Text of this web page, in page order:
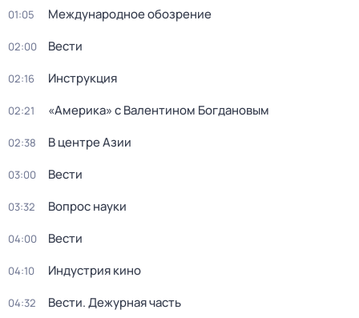
01:05 Международное обозрение
02:00 Вести
02:16 Инструкция
02:21 «Америка» с Валентином Богдановым
02:38 В центре Азии
03:00 Вести
03:32 Вопрос науки
04:00 Вести
04:10 Индустрия кино
04:32 Вести. Дежурная часть